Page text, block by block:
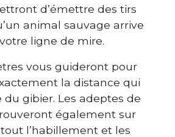
d’émettre des tirs
animal sauvage arrive
ligne de mire.
vous guideront pour
la distance qui
du gibier. Les adeptes de
également sur
l’habillement et les